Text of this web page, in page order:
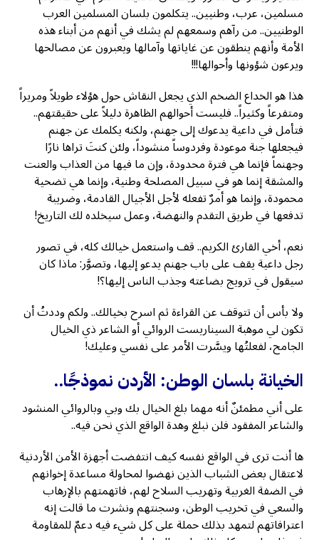
مسلمين، عرب، وطنيين.. يتكلمون بلسان المسلمين العرب
الوطنيين.. من رآهم وسمعهم لم يشك في أنهم من أبناء هذه
الأمة وأنهم ينطقون عن غاياتها وآمالها ويعبرون عن مصالحها
ويرعون شؤونها وأحوالها!!!
هذا هو الخداع الضخم الذي يجعل النقاش حول هؤلاء طويلاً ومريراً
ومتفرعاً وكثيراً.. فليست أحوالهم الظاهرة دليلاً على حقيقتهم..
فتأمل في داعية يدعوك إلى جهنم، ولكنه يكلمك عن جهنم
فيجعلها جنة موعودة وفردوساً منشوداً، ولئن كنتَ تراها نارًا
وجهنماً فإنما هي فترة محدودة، وإن ما فيها من العذاب والعنت
والمشقة إنما هو في سبيل المصلحة وطنية، وإنما هي تضحية
محمودة، وإنما هو أمرٌ تفعله لأجل الأجيال القادمة، وضريبة
تدفعها في طريق التقدم والنهضة، وعمل سيخلده لك التاريخ!
نعم، أخي القارئ الكريم.. قف واستعمل خيالك كله، في تصور
رجل داعية يقف على باب جهنم يدعو إليها، وتصوَّر: ماذا كان
سيقول في ترويج بضاعته وجذب الناس إليها؟!
ولا بأس أن تتوقف عن القراءة ثم اسرح بخيالك.. ولكم وددتُ أن
تكون لي موهبة السيناريست الروائي أو الشاعر ذي الخيال
الجامح، لفعلتُها ويسَّرت الأمر على نفسي وعليك!
الخيانة بلسان الوطن: الأردن نموذجًا..
على أني مطمئنٌ أنه مهما بلغ الخيال بك وبي وبالروائي المنشود
والشاعر المفقود فلن نبلغ وهدة الواقع الذي نحن فيه..
ها أنت ترى في الواقع نفسه كيف انتفضت أجهزة الأمن الأردنية
لاعتقال بعض الشباب الذين نهضوا لمحاولة مساعدة إخوانهم
في الضفة الغربية وتهريب السلاح لهم، فاتهمتهم بالإرهاب
والسعي في تخريب الوطن، وسجنتهم ونشرت ما قالت إنه
اعترافاتهم لتمهد بذلك حملة على كل شيء فيه دعمٌ للمقاومة